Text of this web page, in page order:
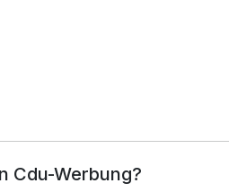
Cdu-Werbung?